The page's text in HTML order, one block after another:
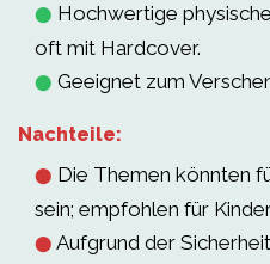
⬤ Hochwertige
oft mit Hardcover.
⬤ Geeignet zum
Nachteile:
⬤ Die Themen könnten
sein; empfohlen für
⬤ Aufgrund der